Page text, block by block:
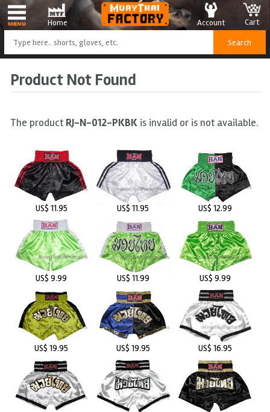
Home Cart
Account
Product Not Found
The product RJ-N-012-PKBK is invalid or is not available.
US$ 11.95 US$ 11.95 US$ 12.99
US$ 9.99 US$ 11.99 US$ 9.99
US$ 19.95 US$ 19.95 US$ 16.95